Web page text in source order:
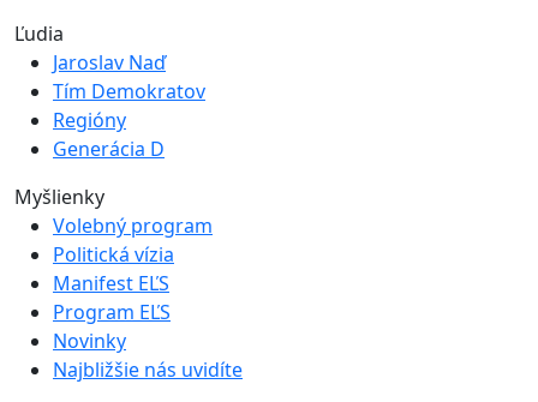
Ľudia
Jaroslav Naď
Tím Demokratov
Regióny
Generácia D
Myšlienky
Volebný program
Politická vízia
Manifest EĽS
Program EĽS
Novinky
Najbližšie nás uvidíte